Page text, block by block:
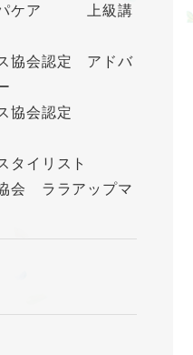
ケア 上級講
会認定 アドバ
会認定
イリスト
ララアップマ